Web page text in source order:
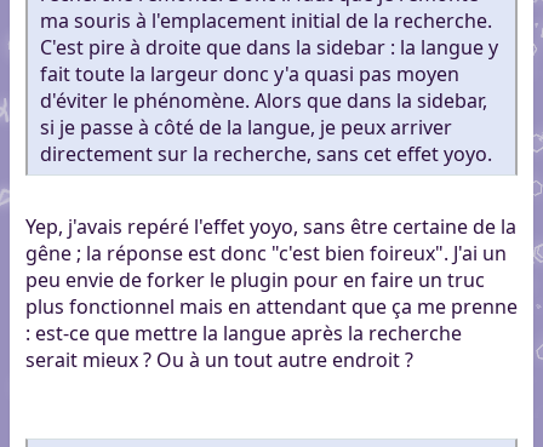
ma souris à l'emplacement initial de la recherche.
C'est pire à droite que dans la sidebar : la langue y
fait toute la largeur donc y'a quasi pas moyen
d'éviter le phénomène. Alors que dans la sidebar,
si je passe à côté de la langue, je peux arriver
directement sur la recherche, sans cet effet yoyo.
Yep, j'avais repéré l'effet yoyo, sans être certaine de la
gêne ; la réponse est donc "c'est bien foireux". J'ai un
peu envie de forker le plugin pour en faire un truc
plus fonctionnel mais en attendant que ça me prenne
: est-ce que mettre la langue après la recherche
serait mieux ? Ou à un tout autre endroit ?